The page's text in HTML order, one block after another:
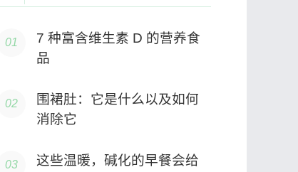
7 种富含维生素 D 的营养食
品
围裙肚：它是什么以及如何
消除它
这些温暖，碱化的早餐会给